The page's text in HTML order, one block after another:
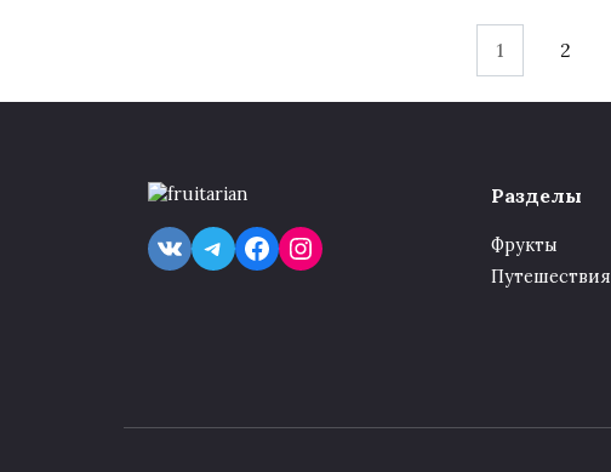
записям
1 2
VKTelegram
Facebook
Instagram
Разделы
Фрукты
Путешествия